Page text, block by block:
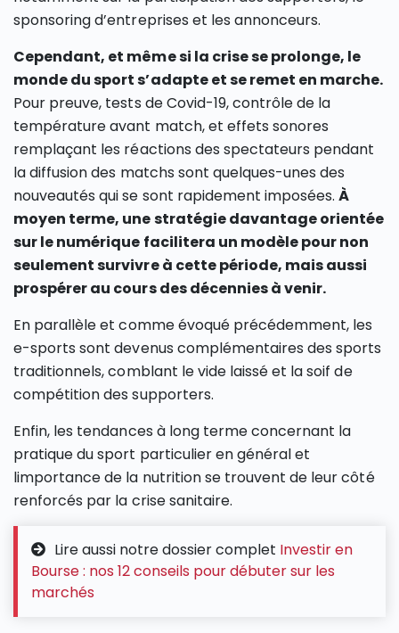
sponsoring d’entreprises et les annonceurs.
Cependant, et même si la crise se prolonge, le
monde du sport s’adapte et se remet en marche.
Pour preuve, tests de Covid-19, contrôle de la
température avant match, et effets sonores
remplaçant les réactions des spectateurs pendant
la diffusion des matchs sont quelques-unes des
nouveautés qui se sont rapidement imposées.À
moyen terme, une stratégie davantage orientée
sur le numérique facilitera un modèle pour non
seulement survivre à cette période, mais aussi
prospérer au cours des décennies à venir.
En parallèle et comme évoqué précédemment, les
e-sports sont devenus complémentaires des sports
traditionnels, comblant le vide laissé et la soif de
compétition des supporters.
Enfin, les tendances à long terme concernant la
pratique du sport particulier en général et
limportance de la nutrition se trouvent de leur côté
renforcés par la crise sanitaire.
Lire aussi notre dossier complet Investir en
Bourse : nos 12 conseils pour débuter sur les
marchés